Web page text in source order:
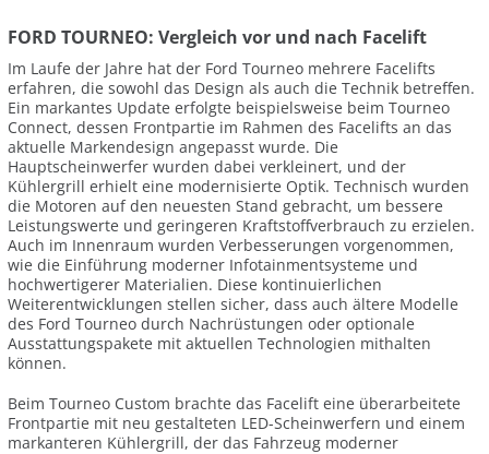
FORD TOURNEO: Vergleich vor und nach Facelift
Im Laufe der Jahre hat der Ford Tourneo mehrere Facelifts
erfahren, die sowohl das Design als auch die Technik betreffen.
Ein markantes Update erfolgte beispielsweise beim Tourneo
Connect, dessen Frontpartie im Rahmen des Facelifts an das
aktuelle Markendesign angepasst wurde. Die
Hauptscheinwerfer wurden dabei verkleinert, und der
Kühlergrill erhielt eine modernisierte Optik. Technisch wurden
die Motoren auf den neuesten Stand gebracht, um bessere
Leistungswerte und geringeren Kraftstoffverbrauch zu erzielen.
Auch im Innenraum wurden Verbesserungen vorgenommen,
wie die Einführung moderner Infotainmentsysteme und
hochwertigerer Materialien. Diese kontinuierlichen
Weiterentwicklungen stellen sicher, dass auch ältere Modelle
des Ford Tourneo durch Nachrüstungen oder optionale
Ausstattungspakete mit aktuellen Technologien mithalten
können.
Beim Tourneo Custom brachte das Facelift eine überarbeitete
Frontpartie mit neu gestalteten LED-Scheinwerfern und einem
markanteren Kühlergrill, der das Fahrzeug moderner